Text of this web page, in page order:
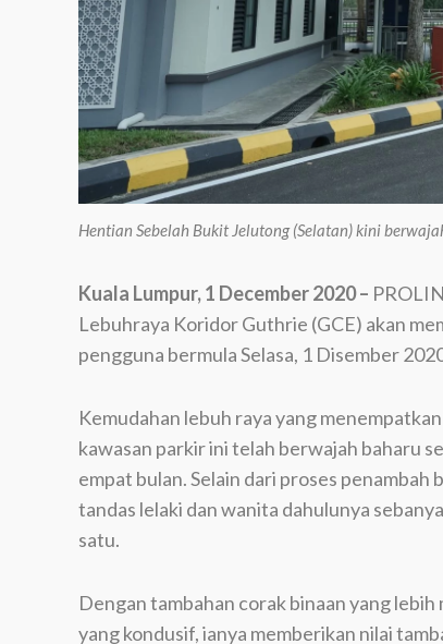
Hentian Sebelah Bukit Jelutong (Selatan) kini
Kuala Lumpur, 1 December 2020 –
Lebuhraya Koridor Guthrie (GCE) akan
pengguna bermula Selasa, 1 Disember
Kemudahan lebuh raya yang
kawasan parkir ini telah berwajah baharu
empat bulan. Selain dari proses
tandas lelaki dan wanita dahulunya
satu.
Dengan tambahan corak binaan yang
yang kondusif, ianya memberikan nilai